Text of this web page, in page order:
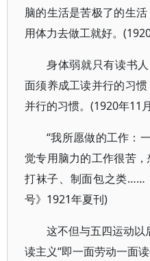
脑的生活是苦极了的生
用体力去做工就好。
身体弱就只有读书
面须养成工读并行的习
并行的习惯。(1920年11
“我所愿做的工作：
觉专用脑力的工作很苦
打袜子、制面包之类
号》1921年夏刊)
这不但与五四运动以
读主义“即一面劳动一面